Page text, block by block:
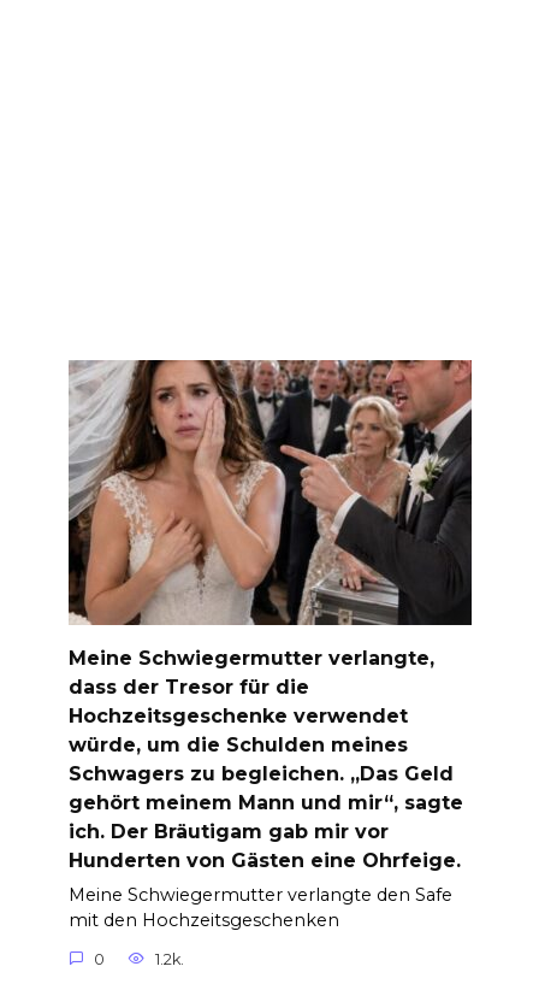
Meine Schwiegermutter verlangte,
dass der Tresor für die
Hochzeitsgeschenke verwendet
würde, um die Schulden meines
Schwagers zu begleichen. „Das Geld
gehört meinem Mann und mir“, sagte
ich. Der Bräutigam gab mir vor
Hunderten von Gästen eine Ohrfeige.
Meine Schwiegermutter verlangte den Safe
mit den Hochzeitsgeschenken
0 1.2k.